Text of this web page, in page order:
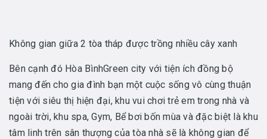
Không gian giữa 2 tòa tháp được trồng nhiều cây xanh
Bên cạnh đó Hòa BìnhGreen city với tiện ích đồng bộ
mang đến cho gia đình bạn một cuộc sống vô cùng thuận
tiện với siêu thị hiện đại, khu vui chơi trẻ em trong nhà và
ngoài trời, khu spa, Gym, Bể bơi bốn mùa và đặc biệt là khu
tâm linh trên sân thượng của tòa nhà sẽ là không gian để